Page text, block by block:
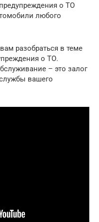
о ТО
любого
разобраться в теме
о ТО.
– это залог
вашего